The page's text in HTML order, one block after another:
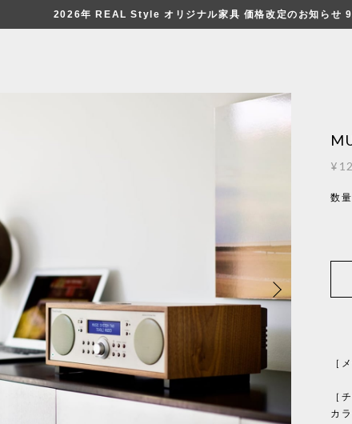
2026年 REAL Style オリジナル家具 価格改定のお知らせ
数量
［
［
カ